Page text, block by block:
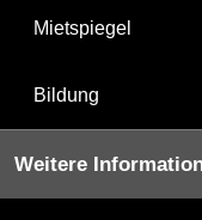
Mietspiegel
Bildung
Weitere